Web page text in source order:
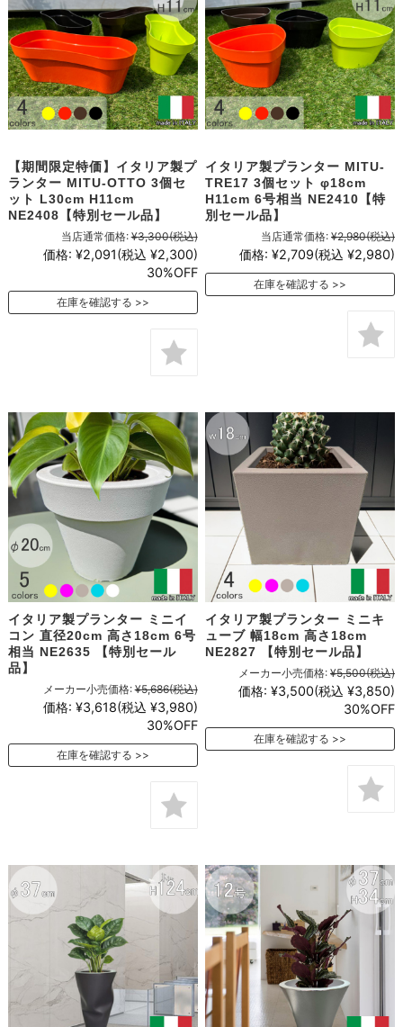
【期間限定特価】イタリア製プ
ランター MITU-OTTO 3個セ
ット L30cm H11cm
NE2408【特別セール品】
当店通常価格: ¥3,300(税込)
価格: ¥2,091(税込 ¥2,300)
30%OFF
在庫を確認する
イタリア製プランター MITU-
TRE17 3個セット φ18cm
H11cm 6号相当 NE2410【特
別セール品】
当店通常価格: ¥2,980(税込)
価格: ¥2,709(税込 ¥2,980)
在庫を確認する
イタリア製プランター ミニイ
コン 直径20cm 高さ18cm 6号
相当 NE2635 【特別セール
品】
メーカー小売価格: ¥5,686(税込)
価格: ¥3,618(税込 ¥3,980)
30%OFF
在庫を確認する
イタリア製プランター ミニキ
ューブ 幅18cm 高さ18cm
NE2827 【特別セール品】
メーカー小売価格: ¥5,500(税込)
価格: ¥3,500(税込 ¥3,850)
30%OFF
在庫を確認する